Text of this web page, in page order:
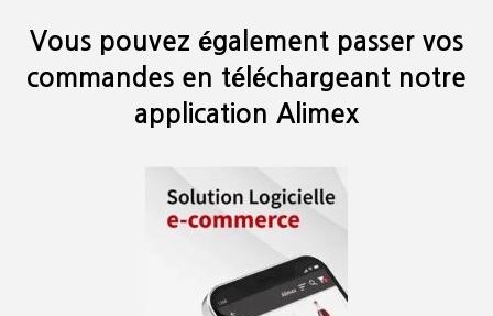
Vous pouvez également passer vos
commandes en téléchargeant notre
application Alimex